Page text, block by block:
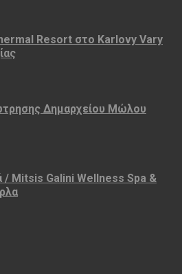
Resort στο Karlovy Vary
Δημαρχείου Μώλου
/ Mitsis Galini Wellness Spa &